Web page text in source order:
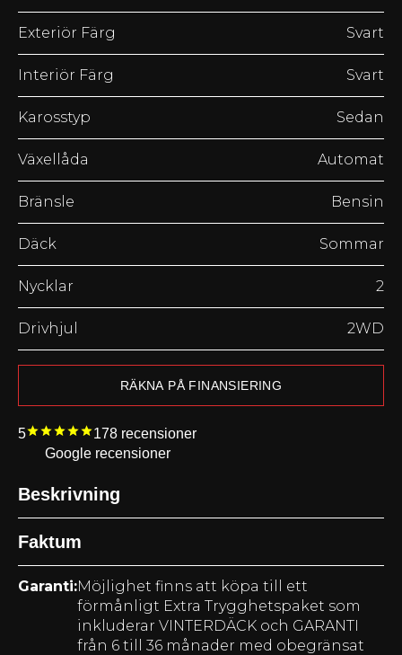
Exteriör Färg Svart
Interiör Färg Svart
Karosstyp Sedan
Växellåda Automat
Bränsle Bensin
Däck Sommar
Nycklar 2
Drivhjul 2WD
RÄKNA PÅ FINANSIERING
5 178 recensioner
Google recensioner
Beskrivning
Faktum
Garanti:Möjlighet finns att köpa till ett
förmånligt Extra Trygghetspaket som
inkluderar VINTERDÄCK och GARANTI
från 6 till 36 månader med obegränsat